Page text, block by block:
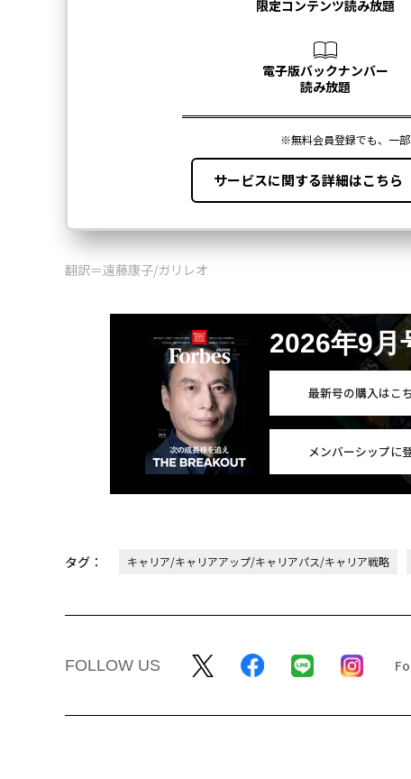
翻訳＝遠藤康子/ガリレオ
2026年9月
最新号の購入はこ
メンバーシップに
タグ： キャリア/キャリアアップ/キャリアパス/キャリア戦略
FOLLOW US